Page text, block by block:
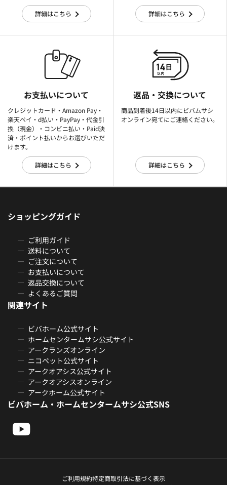
詳細はこちら 詳細はこちら
お支払いについて
クレジットカード・Amazon Pay・
楽天ぺイ・d払い・PayPay・代金引
換（現金）・コンビニ払い・Paid決
済・ポイント払いからお選びいただ
けます。
詳細はこちら
返品・交換について
商品到着後14日以内にビバムサシ
オンライン宛てにご連絡ください。
詳細はこちら
ショッピングガイド
ご利用ガイド
送料について
ご注文について
お支払いについて
返品交換について
よくあるご質問
関連サイト
ビバホーム公式サイト
ホームセンタームサシ公式サイト
アークランズオンライン
ニコペット公式サイト
アークオアシス公式サイト
アークオアシスオンライン
アークホーム公式サイト
ビバホーム・ホームセンタームサシ公式SNS
ご利用規約特定商取引法に基づく表示